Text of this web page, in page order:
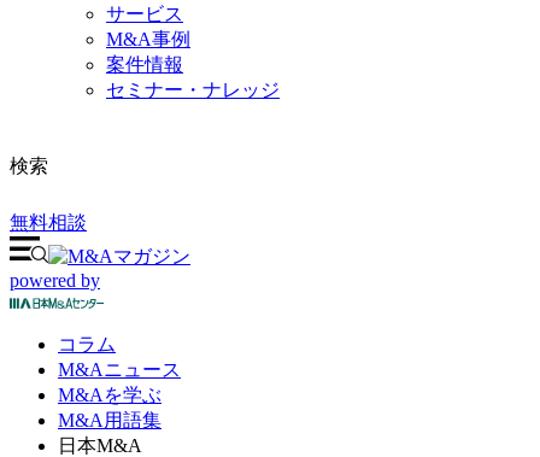
サービス
M&A事例
案件情報
セミナー・ナレッジ
検索
無料相談
powered by
コラム
M&Aニュース
M&Aを学ぶ
M&A 用語集
日本M&A